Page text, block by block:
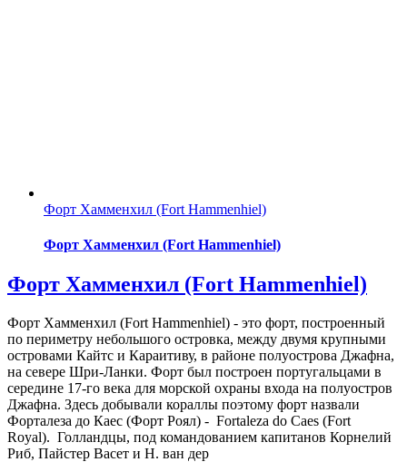
Форт Хамменхил (Fort Hammenhiel)
Форт Хамменхил (Fort Hammenhiel)
Форт Хамменхил (Fort Hammenhiel)
Форт Хамменхил (Fort Hammenhiel) - это форт, построенный
по периметру небольшого островка, между двумя крупными
островами Кайтс и Караитиву, в районе полуострова Джафна,
на севере Шри-Ланки. Форт был построен португальцами в
середине 17-го века для морской охраны входа на полуостров
Джафна. Здесь добывали кораллы поэтому форт назвали
Форталеза до Каес (Форт Роял) - Fortaleza do Caes (Fort
Royal). Голландцы, под командованием капитанов Корнелий
Риб, Пайстер Васет и Н. ван дер